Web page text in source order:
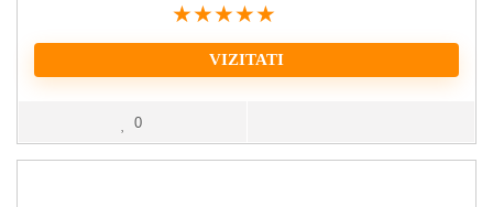
★★★★★
VIZITATI
0